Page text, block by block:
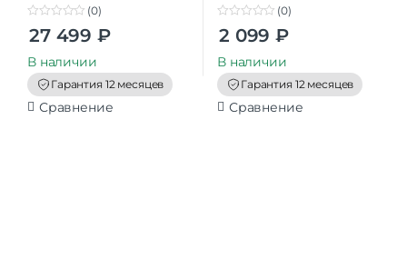
o
t
o
f
5
(0)
27 499 ₽
В наличии
Гарантия 12 месяцев
Сравнение
o
t
o
f
5
(0)
2 099 ₽
В наличии
Гарантия 12 месяцев
Сравнение